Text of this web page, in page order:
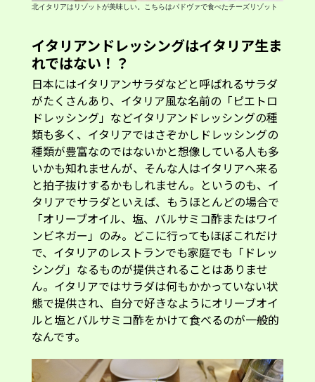
北イタリアはリゾットが美味しい。こちらはパドヴァで食べたチーズリゾット
イタリアンドレッシングはイタリア生ま
れではない！？
日本にはイタリアンサラダなどと呼ばれるサラダ
がたくさんあり、イタリア風な名前の「ピエトロ
ドレッシング」などイタリアンドレッシングの種
類も多く、イタリアではさぞかしドレッシングの
種類が豊富なのではないかと想像している人も多
いかも知れませんが、そんな人はイタリアへ来る
と拍子抜けするかもしれません。というのも、イ
タリアでサラダといえば、もうほとんどの場合で
「オリーブオイル、塩、バルサミコ酢またはワイ
ンビネガー」のみ。どこに行ってもほぼこれだけ
で、イタリアのレストランでも家庭でも「ドレッ
シング」なるものが提供されることはありませ
ん。イタリアではサラダは何もかかっていない状
態で提供され、自分で好きなようにオリーブオイ
ルと塩とバルサミコ酢をかけて食べるのが一般的
なんです。